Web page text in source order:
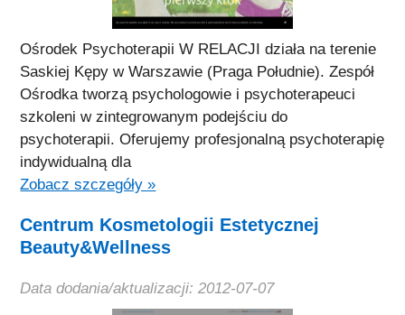
Ośrodek Psychoterapii W RELACJI działa na terenie
Saskiej Kępy w Warszawie (Praga Południe). Zespół
Ośrodka tworzą psychologowie i psychoterapeuci
szkoleni w zintegrowanym podejściu do
psychoterapii. Oferujemy profesjonalną psychoterapię
indywidualną dla
Zobacz szczegóły »
Centrum Kosmetologii Estetycznej
Beauty&Wellness
Data dodania/aktualizacji: 2012-07-07